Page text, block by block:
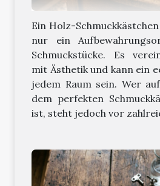
Ein Holz-
nur ein
Schmuckstücke. Es
mit Ästhetik und kann ein
jedem Raum sein. Wer
dem perfekten
ist, steht jedoch vor